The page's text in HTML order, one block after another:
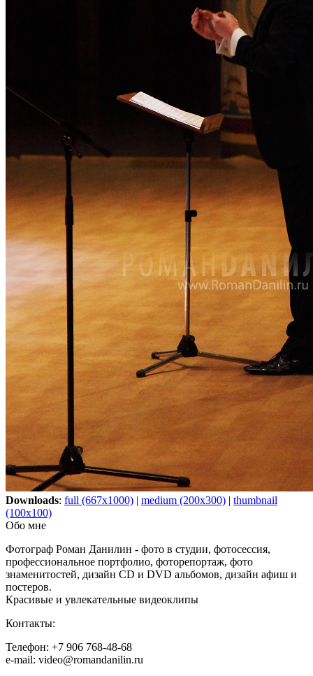
Downloads: full (667x1000) | medium (200x300) | thumbnail
(100x100)
Обо мне
Фотограф Роман Данилин - фото в студии, фотосессия,
профессиональное портфолио, фоторепортаж, фото
знаменитостей, дизайн CD и DVD альбомов, дизайн афиш и
постеров.
Красивые и увлекательные видеоклипы
Контакты:
Телефон: +7 906 768-48-68
e-mail: video@romandanilin.ru